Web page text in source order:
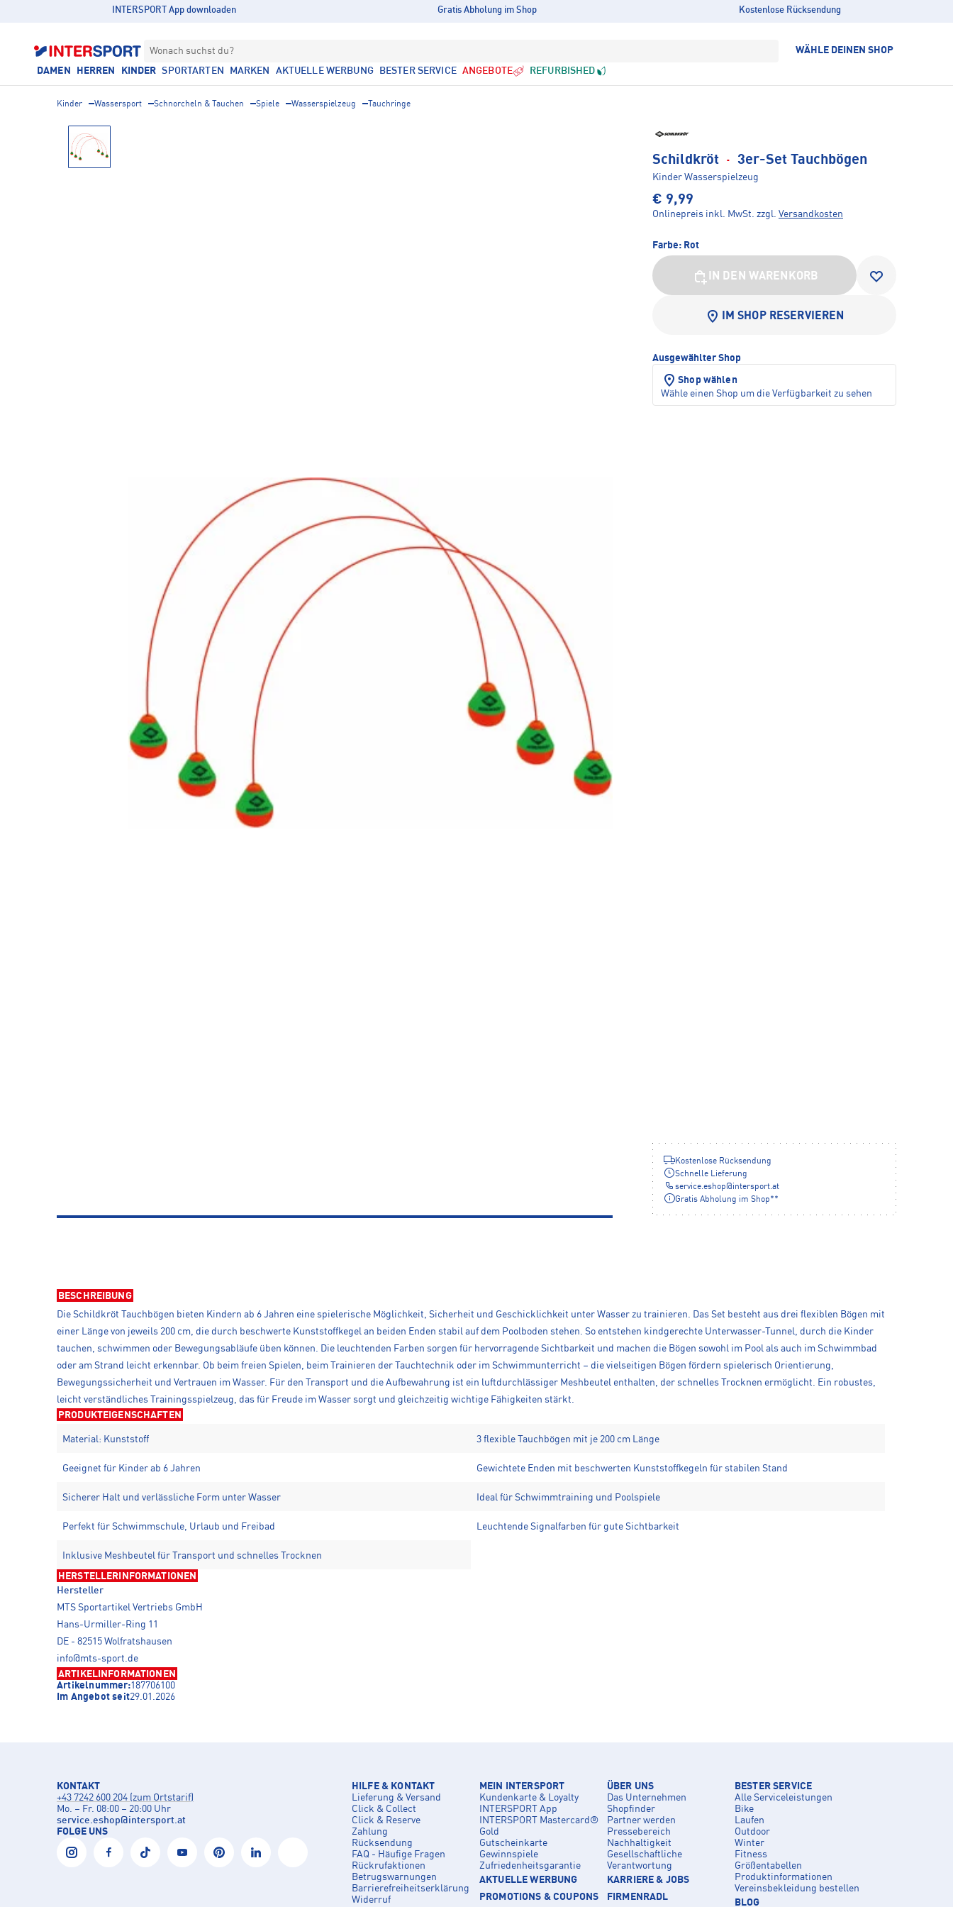
INTERSPORT App downloaden Gratis Abholung im Shop Kostenlose Rücksendung
Wonach suchst du? WÄHLE DEINEN SHOP
DAMEN HERREN KINDER SPORTARTEN MARKEN AKTUELLE WERBUNG BESTER SERVICE ANGEBOTE REFURBISHED
Kinder Wassersport Schnorcheln & Tauchen Spiele Wasserspielzeug Tauchringe
Schildkröt · 3er-Set Tauchbögen
Kinder Wasserspielzeug
€ 9,99
Onlinepreis inkl. MwSt. zzgl. Versandkosten
Farbe: Rot
IN DEN WARENKORB
IM SHOP RESERVIEREN
Ausgewählter Shop
Shop wählen
Wähle einen Shop um die Verfügbarkeit zu sehen
Kostenlose Rücksendung
Schnelle Lieferung
service.eshop@intersport.at
Gratis Abholung im Shop**
BESCHREIBUNG
Die Schildkröt Tauchbögen bieten Kindern ab 6 Jahren eine spielerische Möglichkeit, Sicherheit und Geschicklichkeit unter Wasser zu trainieren. Das Set besteht aus drei flexiblen Bögen mit
einer Länge von jeweils 200 cm, die durch beschwerte Kunststoffkegel an beiden Enden stabil auf dem Poolboden stehen. So entstehen kindgerechte Unterwasser-Tunnel, durch die Kinder
tauchen, schwimmen oder Bewegungsabläufe üben können. Die leuchtenden Farben sorgen für hervorragende Sichtbarkeit und machen die Bögen sowohl im Pool als auch im Schwimmbad
oder am Strand leicht erkennbar. Ob beim freien Spielen, beim Trainieren der Tauchtechnik oder im Schwimmunterricht – die vielseitigen Bögen fördern spielerisch Orientierung,
Bewegungssicherheit und Vertrauen im Wasser. Für den Transport und die Aufbewahrung ist ein luftdurchlässiger Meshbeutel enthalten, der schnelles Trocknen ermöglicht. Ein robustes,
leicht verständliches Trainingsspielzeug, das für Freude im Wasser sorgt und gleichzeitig wichtige Fähigkeiten stärkt.
PRODUKTEIGENSCHAFTEN
Material: Kunststoff 3 flexible Tauchbögen mit je 200 cm Länge
Geeignet für Kinder ab 6 Jahren Gewichtete Enden mit beschwerten Kunststoffkegeln für stabilen Stand
Sicherer Halt und verlässliche Form unter Wasser Ideal für Schwimmtraining und Poolspiele
Perfekt für Schwimmschule, Urlaub und Freibad Leuchtende Signalfarben für gute Sichtbarkeit
Inklusive Meshbeutel für Transport und schnelles Trocknen
HERSTELLERINFORMATIONEN
Hersteller
MTS Sportartikel Vertriebs GmbH
Hans-Urmiller-Ring 11
DE - 82515 Wolfratshausen
info@mts-sport.de
ARTIKELINFORMATIONEN
Artikelnummer:187706100
Im Angebot seit29.01.2026
KONTAKT
+43 7242 600 204 (zum Ortstarif)
Mo. – Fr. 08:00 – 20:00 Uhr
service.eshop@intersport.at
FOLGE UNS
HILFE & KONTAKT
Lieferung & Versand
Click & Collect
Click & Reserve
Zahlung
Rücksendung
FAQ - Häufige Fragen
Rückrufaktionen
Betrugswarnungen
Barrierefreiheitserklärung
Widerruf
MEIN INTERSPORT
Kundenkarte & Loyalty
INTERSPORT App
INTERSPORT Mastercard®
Gold
Gutscheinkarte
Gewinnspiele
Zufriedenheitsgarantie
AKTUELLE WERBUNG
PROMOTIONS & COUPONS
ÜBER UNS
Das Unternehmen
Shopfinder
Partner werden
Pressebereich
Nachhaltigkeit
Gesellschaftliche
Verantwortung
KARRIERE & JOBS
FIRMENRADL
BESTER SERVICE
Alle Serviceleistungen
Bike
Laufen
Outdoor
Winter
Fitness
Größentabellen
Produktinformationen
Vereinsbekleidung bestellen
BLOG